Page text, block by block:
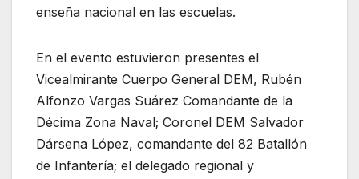
enseña nacional en las escuelas.
En el evento estuvieron presentes el
Vicealmirante Cuerpo General DEM, Rubén
Alfonzo Vargas Suárez Comandante de la
Décima Zona Naval; Coronel DEM Salvador
Dársena López, comandante del 82 Batallón
de Infantería; el delegado regional y